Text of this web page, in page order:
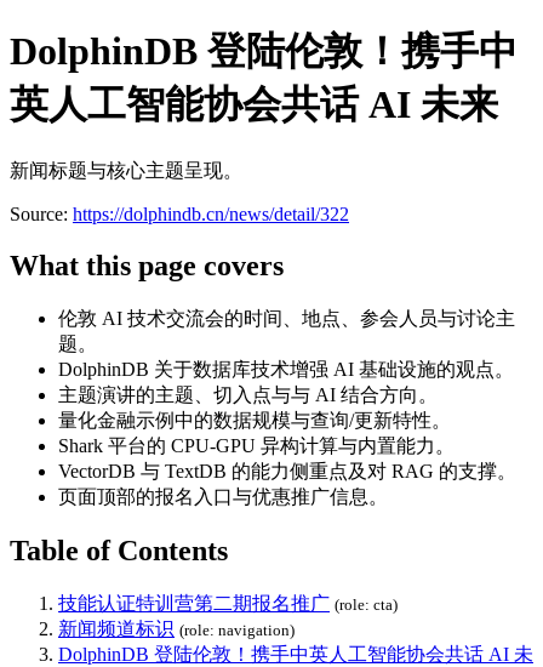
DolphinDB 登陆伦敦！携手中
英人工智能协会共话 AI 未来
新闻标题与核心主题呈现。
Source: https://dolphindb.cn/news/detail/322
What this page covers
伦敦 AI 技术交流会的时间、地点、参会人员与讨论主
题。
DolphinDB 关于数据库技术增强 AI 基础设施的观点。
主题演讲的主题、切入点与与 AI 结合方向。
量化金融示例中的数据规模与查询/更新特性。
Shark 平台的 CPU-GPU 异构计算与内置能力。
VectorDB 与 TextDB 的能力侧重点及对 RAG 的支撑。
页面顶部的报名入口与优惠推广信息。
Table of Contents
技能认证特训营第二期报名推广 (role: cta)
新闻频道标识 (role: navigation)
DolphinDB 登陆伦敦！携手中英人工智能协会共话 AI 未